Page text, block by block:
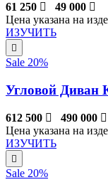
61 250
49 000
Цена указана на
ИЗУЧИТЬ
Sale 20%
Угловой Диван
612 500
490 000
Цена указана на
ИЗУЧИТЬ
Sale 20%